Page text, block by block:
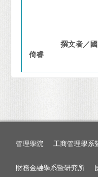
撰文者／
倚睿
管理學院 工商管理學系
財務金融學系暨研究所